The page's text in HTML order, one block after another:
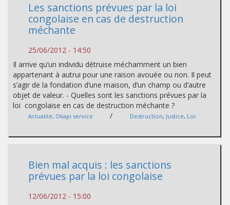
Les sanctions prévues par la loi
congolaise en cas de destruction
méchante
25/06/2012 - 14:50
Il arrive qu’un individu détruise méchamment un bien
appartenant à autrui pour une raison avouée ou non. Il peut
s’agir de la fondation d’une maison, d’un champ ou d’autre
objet de valeur. - Quelles sont les sanctions prévues par la
loi congolaise en cas de destruction méchante ?
Actualité, Okapi service / Destruction, Justice, Loi
Bien mal acquis : les sanctions
prévues par la loi congolaise
12/06/2012 - 15:00